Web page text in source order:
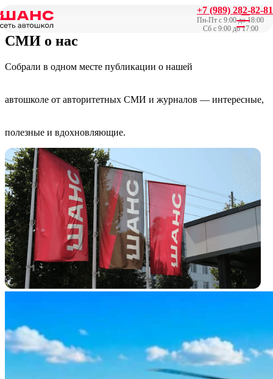
+7 (989) 282-82-81
Пн-Пт с 9:00 до 18:00
Сб с 9:00 до 17:00
Главная/СМИ о нас
СМИ о нас
Собрали в одном месте публикации о нашей
автошколе от авторитетных СМИ и журналов — интересные,
полезные и вдохновляющие.